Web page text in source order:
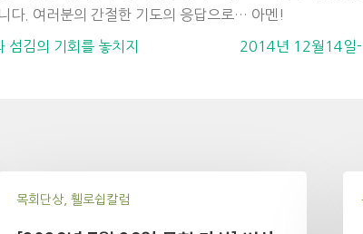
다. 여러분의 간절한 기도의 응답으로… 아멘!
김의 기회를 놓치지
2014년 12월14일-
목회단상, 휄로쉽칼럼